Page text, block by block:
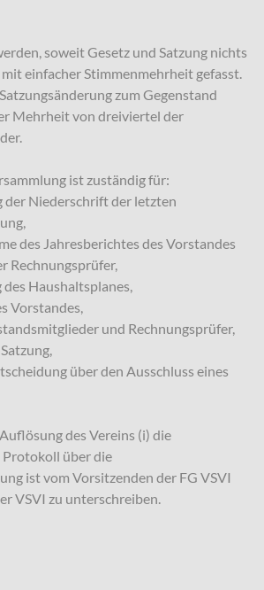
soweit Gesetz und Satzung nichts
einfacher Stimmenmehrheit gefasst.
zum Gegenstand
Mehrheit von dreiviertel der
ist zuständig für:
der Niederschrift der letzten
des Jahresberichtes des Vorstandes
Rechnungsprüfer,
des Haushaltsplanes,
Vorstandes,
und Rechnungsprüfer,
über den Ausschluss eines
des Vereins (i) die
über die
ist vom Vorsitzenden der FG VSVI
VSVI zu unterschreiben.